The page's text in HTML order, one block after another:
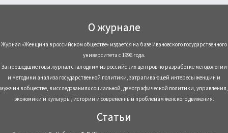
О журнале
Журнал «Женщина в российском обществе» издается на базе Ивановского государственного
университета с 1996 года.
За прошедшие годы журнал стал одним из российских центров по разработке методологии
и методики анализа государственной политики, затрагивающей интересы женщин и
мужчин в обществе, в исследованиях социальной, демографической политики, управления,
экономики и культуры, истории и современным проблемам женского движения.
Статьи